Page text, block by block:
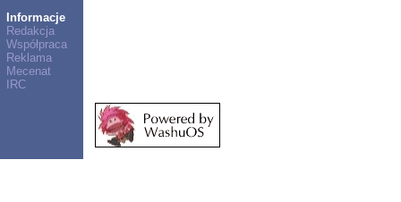
Informacje
Redakcja
Współpraca
Reklama
Mecenat
IRC